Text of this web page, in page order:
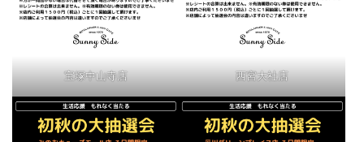
宝塚中山寺店 西宮大社店